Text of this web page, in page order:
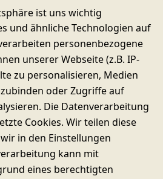
ist uns wichtig
und ähnliche Technologien auf
personenbezogene
unserer Webseite (z.B. IP-
zu personalisieren, Medien
oder Zugriffe auf
Die Datenverarbeitung
Cookies. Wir teilen diese
in den Einstellungen
kann mit
eines berechtigten
ohne Risiko
GmbH & Co. KG
Impressum